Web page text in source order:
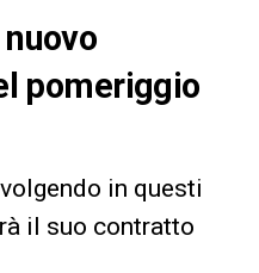
pomeriggio
in questi
il suo contratto